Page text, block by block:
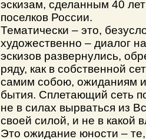
эскизам, сделанным 40
поселков России.
Тематически – это,
художественно – диалог
эскизов развернулись,
ряду, как в собственной
самим собою, ожиданиям
бытия. Сплетающий сеть
не в силах вырваться из
своей силой, и не в какой
Это ожидание юности –